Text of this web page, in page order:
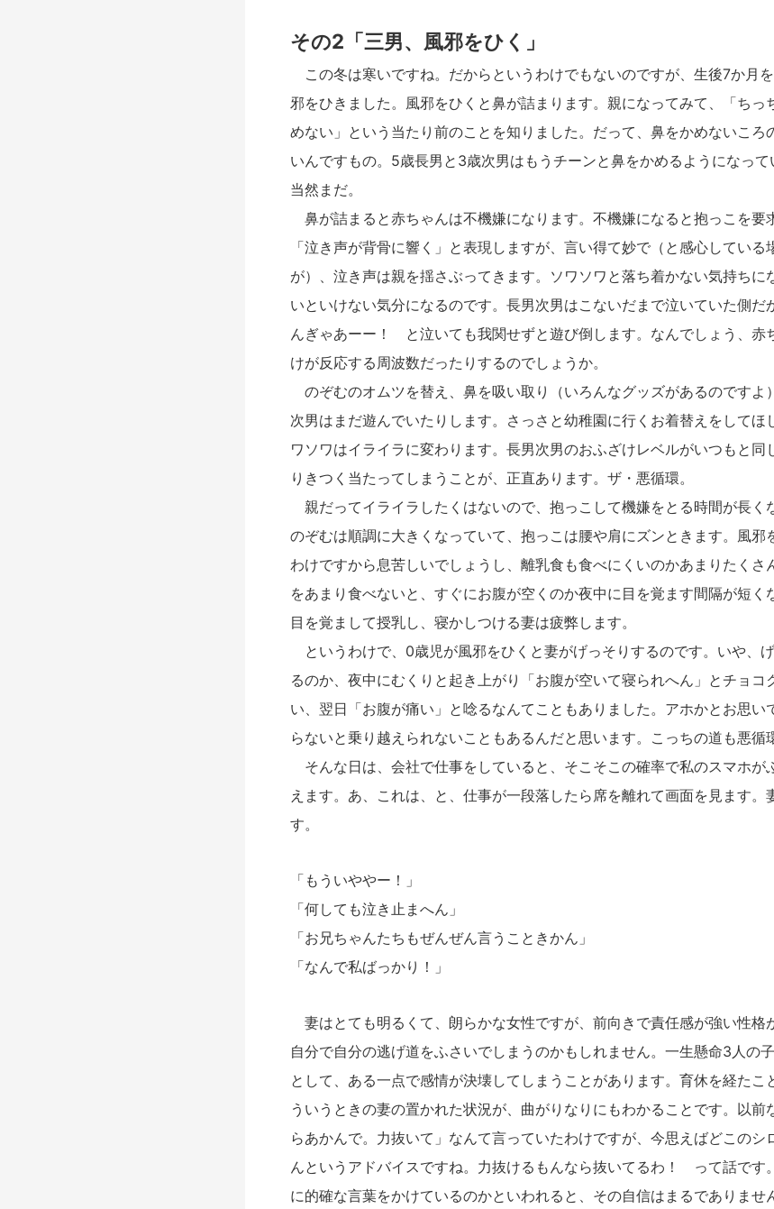
その2「三男、風邪をひく」
この冬は寒いですね。だからというわけでもないのですが、生後7か月
邪をひきました。風邪をひくと鼻が詰まります。親になってみて、「ちっ
めない」という当たり前のことを知りました。だって、鼻をかめないころ
いんですもの。5歳長男と3歳次男はもうチーンと鼻をかめるようになっ
当然まだ。
鼻が詰まると赤ちゃんは不機嫌になります。不機嫌になると抱っこを要
「泣き声が背骨に響く」と表現しますが、言い得て妙で（と感心している
が）、泣き声は親を揺さぶってきます。ソワソワと落ち着かない気持ちに
いといけない気分になるのです。長男次男はこないだまで泣いていた側だ
んぎゃあーー！ と泣いても我関せずと遊び倒します。なんでしょう、赤
けが反応する周波数だったりするのでしょうか。
のぞむのオムツを替え、鼻を吸い取り（いろんなグッズがあるのですよ
次男はまだ遊んでいたりします。さっさと幼稚園に行くお着替えをして
ワソワはイライラに変わります。長男次男のおふざけレベルがいつもと同
りきつく当たってしまうことが、正直あります。ザ・悪循環。
親だってイライラしたくはないので、抱っこして機嫌をとる時間が長く
のぞむは順調に大きくなっていて、抱っこは腰や肩にズンときます。風邪
わけですから息苦しいでしょうし、離乳食も食べにくいのかあまりたくさ
をあまり食べないと、すぐにお腹が空くのか夜中に目を覚ます間隔が短く
目を覚まして授乳し、寝かしつける妻は疲弊します。
というわけで、0歳児が風邪をひくと妻がげっそりするのです。いや、
るのか、夜中にむくりと起き上がり「お腹が空いて寝られへん」とチョコ
い、翌日「お腹が痛い」と唸るなんてこともありました。アホかとお思い
らないと乗り越えられないこともあるんだと思います。こっちの道も悪循
そんな日は、会社で仕事をしていると、そこそこの確率で私のスマホが
えます。あ、これは、と、仕事が一段落したら席を離れて画面を見ます。
す。
「もういややー！」
「何しても泣き止まへん」
「お兄ちゃんたちもぜんぜん言うこときかん」
「なんで私ばっかり！」
妻はとても明るくて、朗らかな女性ですが、前向きで責任感が強い性格
自分で自分の逃げ道をふさいでしまうのかもしれません。一生懸命3人の
として、ある一点で感情が決壊してしまうことがあります。育休を経たこ
ういうときの妻の置かれた状況が、曲がりなりにもわかることです。以前
らあかんで。力抜いて」なんて言っていたわけですが、今思えばどこのシ
んというアドバイスですね。力抜けるもんなら抜いてるわ！ って話です
に的確な言葉をかけているのかといわれると、その自信はまるでありませ